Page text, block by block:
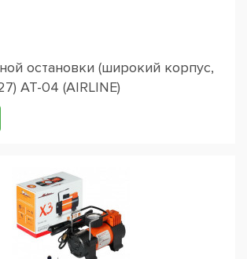
остановки (широкий корпус,
AT-04 (AIRLINE)